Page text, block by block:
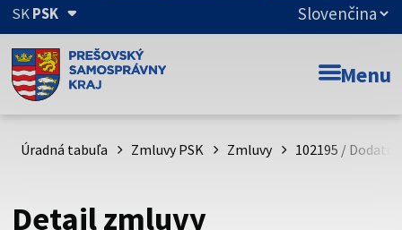
SKPSK
Doména psk.sk je oficiálna
Toto je oficiálna webová stránka Prešovského
psk.sk.
Buďte pozorní a vždy sa uistite, že zdieľate informácie iba
Menu
Úradná tabuľa Zmluvy PSK Zmluvy 102195 /
Detail zmluvy